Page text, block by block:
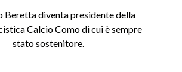
Beretta diventa presidente della
Calcio Como di cui è sempre
stato sostenitore.